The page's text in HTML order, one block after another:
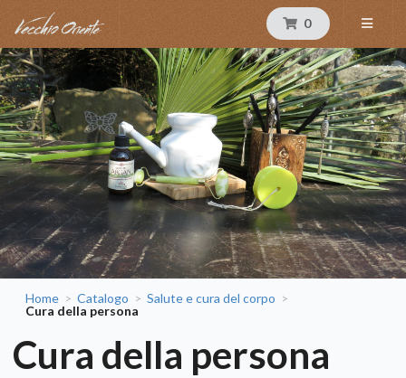
0
Home > Catalogo > Salute e cura del corpo >
Cura della persona
Cura della persona